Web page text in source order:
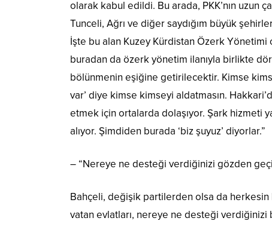
olarak kabul edildi. Bu arada, PKK’nın uzun
Tunceli, Ağrı ve diğer saydığım büyük
İşte bu alan Kuzey Kürdistan Özerk Yönetimi
buradan da özerk yönetim ilanıyla birlikte
bölünmenin eşiğine getirilecektir. Kimse
var’ diye kimse kimseyi aldatmasın.
etmek için ortalarda dolaşıyor. Şark hizmeti
alıyor. Şimdiden burada ‘biz şuyuz’ diyorlar.”
– “Nereye ne desteği verdiğinizi gözden
Bahçeli, değişik partilerden olsa da herkesin
vatan evlatları, nereye ne desteği verdiğinizi